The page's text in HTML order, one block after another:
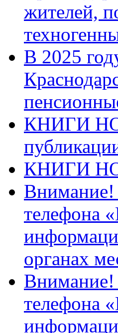
жителей,
В 2025
КНИГИ
КНИГИ
Внимание!
телефона
органах
Внимание!
телефона